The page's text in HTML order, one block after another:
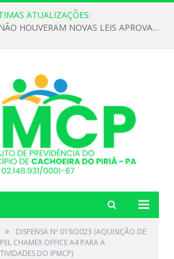
ATUALIZAÇÕES:
DECLARAMOS QUE NÃO HOUVERAM NOVAS LEIS APROVADAS ATÉ O MOMENTO PARA O INSTITUTO DE PREVIDÊNCIA NO ANO DE 2026
»
DISPENSA Nº 019/2023 (AQUISIÇÃO DE
CHAMEX OFFICE A4 PARA A
DO IPMCP)